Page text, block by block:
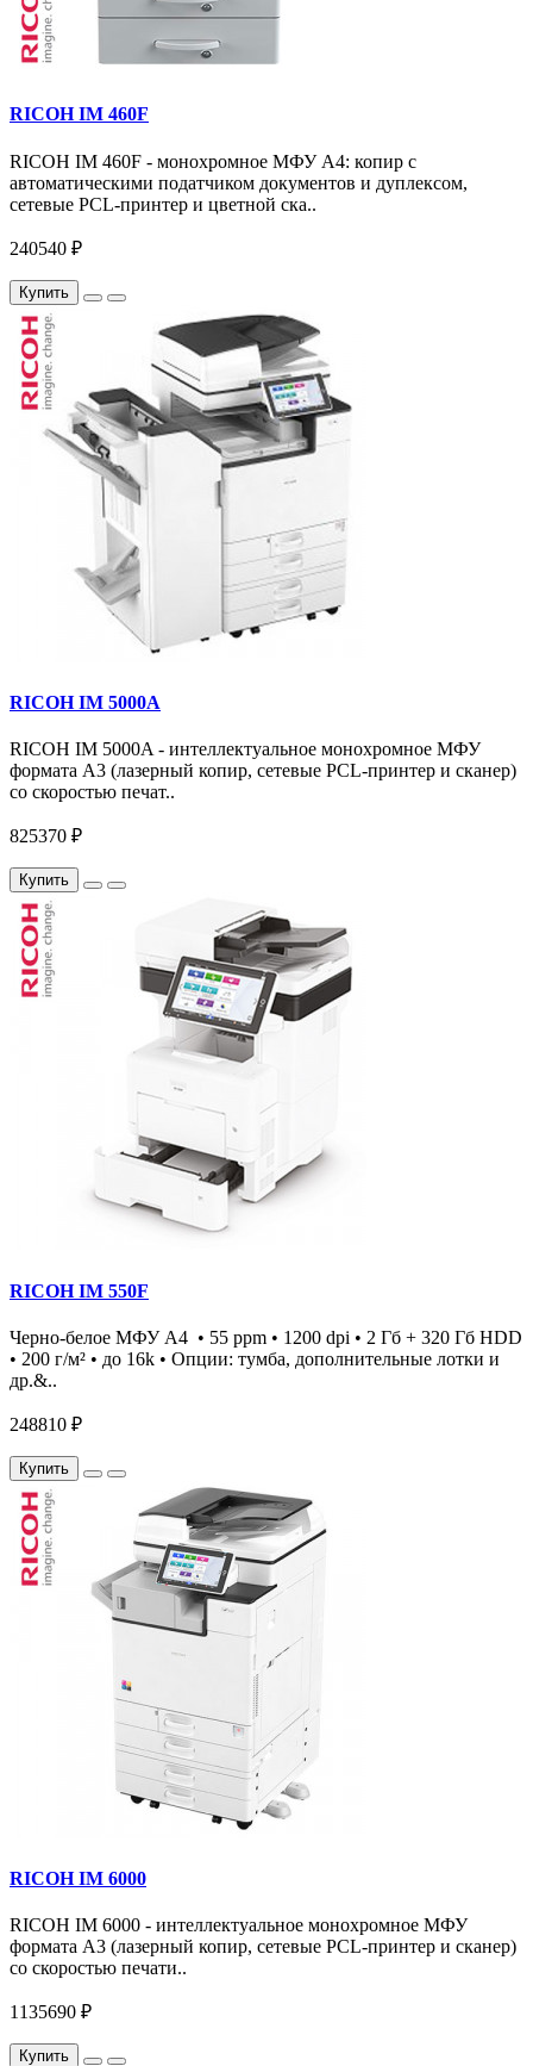
RICOH IM 460F
RICOH IM 460F - монохромное МФУ A4: копир с
автоматическими податчиком документов и дуплексом,
сетевые PCL-принтер и цветной ска..
240540 ₽
Купить
RICOH IM 5000A
RICOH IM 5000A - интеллектуальное монохромное МФУ
формата А3 (лазерный копир, сетевые PCL-принтер и сканер)
со скоростью печат..
825370 ₽
Купить
RICOH IM 550F
Черно-белое МФУ А4 • 55 ppm • 1200 dpi • 2 Гб + 320 Гб HDD
• 200 г/м² • до 16k • Опции: тумба, дополнительные лотки и
др.&..
248810 ₽
Купить
RICOH IM 6000
RICOH IM 6000 - интеллектуальное монохромное МФУ
формата А3 (лазерный копир, сетевые PCL-принтер и сканер)
со скоростью печати..
1135690 ₽
Купить